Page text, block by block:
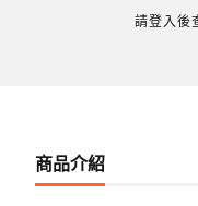
請登入後
商品介紹